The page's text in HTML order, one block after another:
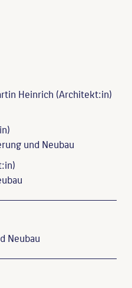
Heinrich (Architekt:in)
und Neubau
Neubau